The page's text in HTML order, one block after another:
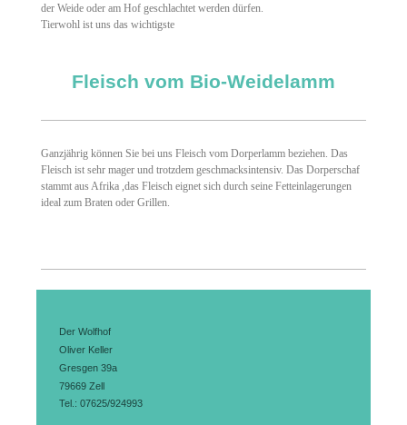
der Weide oder am Hof geschlachtet werden dürfen.
Tierwohl ist uns das wichtigste
Fleisch vom Bio-Weidelamm
Ganzjährig können Sie bei uns Fleisch vom Dorperlamm beziehen. Das
Fleisch ist sehr mager und trotzdem geschmacksintensiv. Das Dorperschaf
stammt aus Afrika ,das Fleisch eignet sich durch seine Fetteinlagerungen
ideal zum Braten oder Grillen.
Der Wolfhof
Oliver Keller
Gresgen 39a
79669 Zell
Tel.: 07625/924993